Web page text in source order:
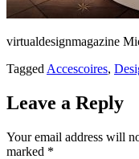
virtualdesignmagazine
Tagged Accescoires,
Leave a Reply
Your email address will
marked *